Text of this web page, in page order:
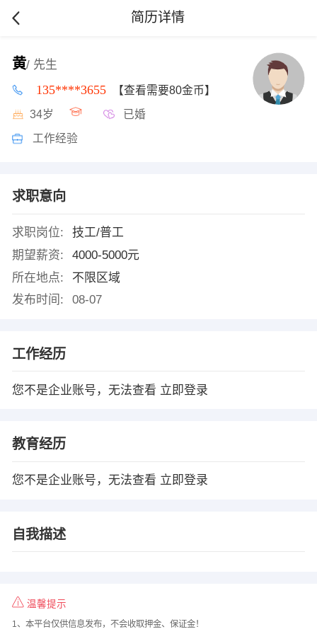
简历详情
黄/ 先生
135****3655 【查看需要80金币】
34岁 已婚
工作经验
求职意向
求职岗位:
技工/普工
期望薪资:
4000-5000元
所在地点:
不限区域
发布时间:
08-07
工作经历
您不是企业账号，无法查看 立即登录
教育经历
您不是企业账号，无法查看 立即登录
自我描述
温馨提示
1、本平台仅供信息发布，不会收取押金、保证金！